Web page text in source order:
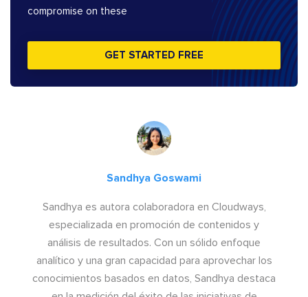
compromise on these
GET STARTED FREE
Sandhya Goswami
Sandhya es autora colaboradora en Cloudways,
especializada en promoción de contenidos y
análisis de resultados. Con un sólido enfoque
analítico y una gran capacidad para aprovechar los
conocimientos basados en datos, Sandhya destaca